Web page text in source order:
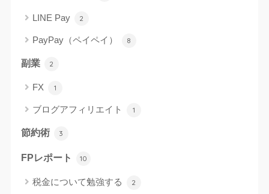
LINE Pay 2
PayPay（ペイペイ） 8
副業 2
FX 1
ブログアフィリエイト 1
節約術 3
FPレポート 10
税金について勉強する 2